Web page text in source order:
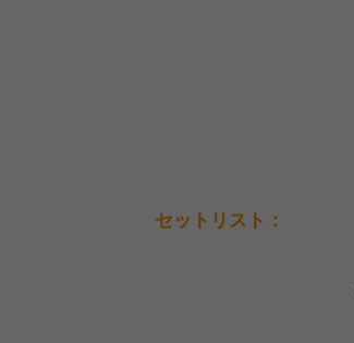
セットリスト：